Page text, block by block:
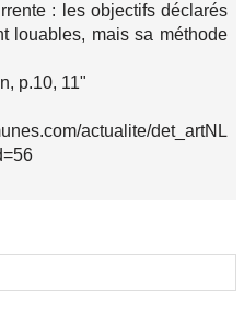
: les objectifs déclarés
louables, mais sa méthode
p.10, 11"
actualite/det_artNL